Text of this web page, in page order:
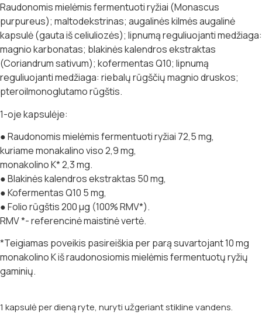
Raudonomis mielėmis fermentuoti ryžiai (Monascus
purpureus); maltodekstrinas; augalinės kilmės augalinė
kapsulė (gauta iš celiuliozės); lipnumą reguliuojanti medžiaga:
magnio karbonatas; blakinės kalendros ekstraktas
(Coriandrum sativum); kofermentas Q10; lipnumą
reguliuojanti medžiaga: riebalų rūgščių magnio druskos;
pteroilmonoglutamo rūgštis.
1-oje kapsulėje:
● Raudonomis mielėmis fermentuoti ryžiai 72,5 mg,
kuriame monakalino viso 2,9 mg,
monakolino K* 2,3 mg.
● Blakinės kalendros ekstraktas 50 mg,
● Kofermentas Q10 5 mg,
● Folio rūgštis 200 µg (100% RMV*).
RMV *- referencinė maistinė vertė.
*Teigiamas poveikis pasireiškia per parą suvartojant 10 mg
monakolino K iš raudonosiomis mielėmis fermentuotų ryžių
gaminių.
1 kapsulė per dieną ryte, nuryti užgeriant stikline vandens.